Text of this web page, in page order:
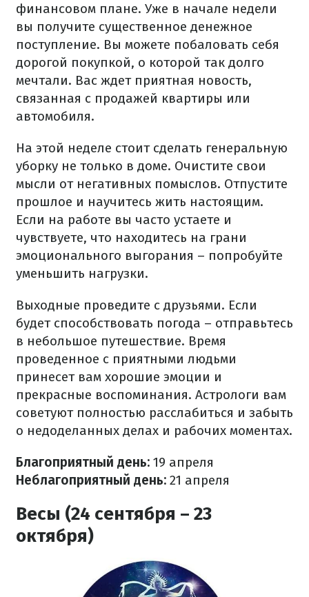
финансовом плане. Уже в начале недели
вы получите существенное денежное
поступление. Вы можете побаловать себя
дорогой покупкой, о которой так долго
мечтали. Вас ждет приятная новость,
связанная с продажей квартиры или
автомобиля.
На этой неделе стоит сделать генеральную
уборку не только в доме. Очистите свои
мысли от негативных помыслов. Отпустите
прошлое и научитесь жить настоящим.
Если на работе вы часто устаете и
чувствуете, что находитесь на грани
эмоционального выгорания – попробуйте
уменьшить нагрузки.
Выходные проведите с друзьями. Если
будет способствовать погода – отправьтесь
в небольшое путешествие. Время
проведенное с приятными людьми
принесет вам хорошие эмоции и
прекрасные воспоминания. Астрологи вам
советуют полностью расслабиться и забыть
о недоделанных делах и рабочих моментах.
Благоприятный день: 19 апреля
Неблагоприятный день: 21 апреля
Весы (24 сентября – 23
октября)